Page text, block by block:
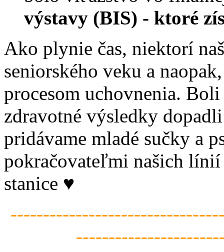
výstavy (BIS) - ktoré
Ako plynie čas, niektorí
seniorského veku a
procesom uchovnenia.
zdravotné výsledky
pridávame mladé sučky a
pokračovateľmi našich
stanice ♥